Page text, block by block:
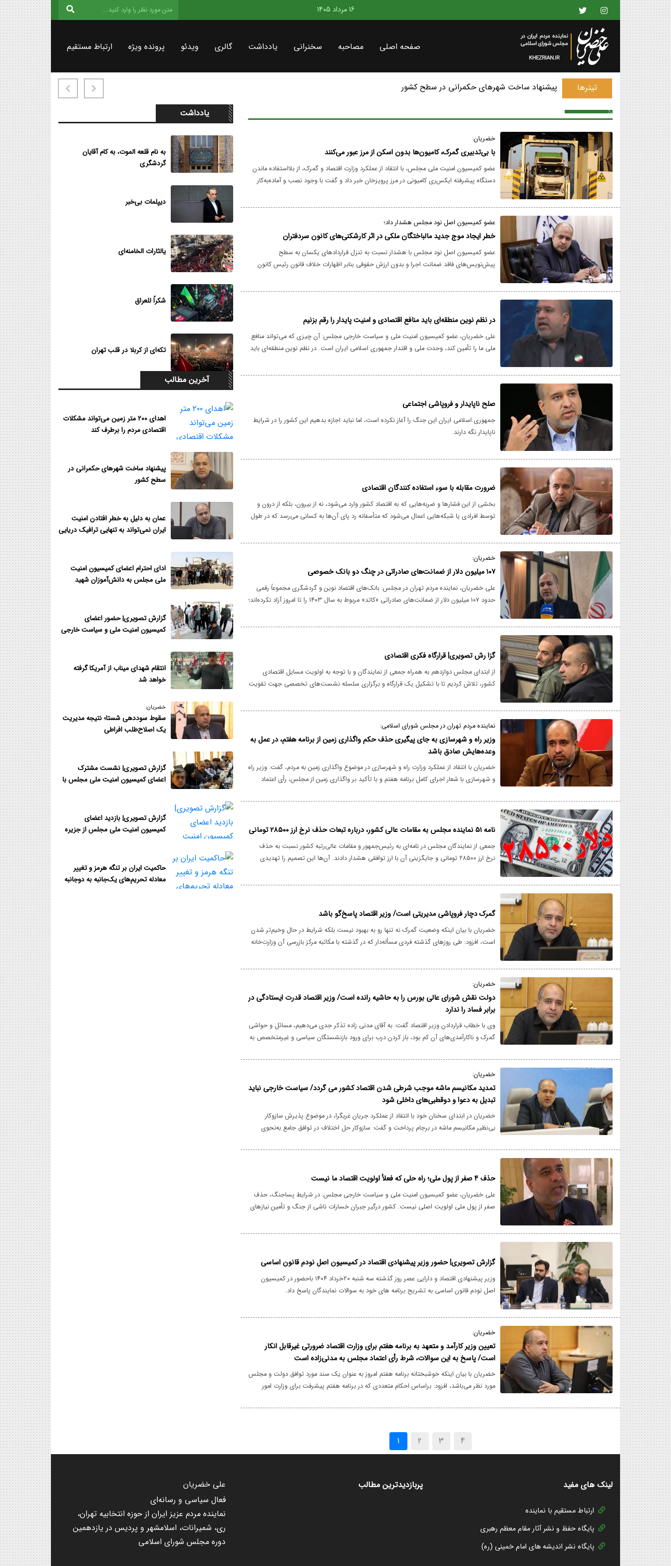
16 مرداد 1405
صفحه اصلی مصاحبه سخنرانی یادداشت گالری ویدئو پرونده ویژه ارتباط مستقیم
تیترها پیشنهاد ساخت شهرهای حکمرانی در سطح کشور
خضریان:
با بی‌تدبیری گمرک، کامیون‌ها بدون اسکن از مرز عبور می‌کنند
عضو کمیسیون امنیت ملی مجلس، با انتقاد از عملکرد وزارت اقتصاد و گمرک، از بلااستفاده ماندن
دستگاه پیشرفته ایکس‌ری کامیونی در مرز پرویزخان خبر داد و گفت با وجود نصب و آماده‌به‌کار
کنترل‌های امنیتی و مقابله با قاچاق را با چالش جدی مواجه کرده است.
عضو کمیسیون اصل نود مجلس هشدار داد؛
خطر ایجاد موج جدید مالباختگان ملکی در اثر کارشکنی‌های کانون سردفتران
عضو کمیسیون اصل نود مجلس با هشدار نسبت به تنزل قراردادهای یکسان به سطح
پیش‌نویس‌های فاقد ضمانت اجرا و بدون ارزش حقوقی بنابر اظهارات خلاف قانون رئیس کانون
کرد و مستقیماً امنیت اقتصادی مردم را تهدید می‌کند به‌گونه‌ای که خریداران املاک در معرض خطر
در نظم نوین منطقه‌ای باید منافع اقتصادی و امنیت پایدار را رقم بزنیم
علی خضریان، عضو کمیسیون امنیت ملی و سیاست خارجی مجلس: آن چیزی که می‌تواند منافع
ملی ما را تأمین کند، وحدت ملی و اقتدار جمهوری اسلامی ایران است. در نظم نوین منطقه‌ای باید
نظم نوین منطقه‌ای باید محل اتکای ما در مذاکرات باشد، جمهوری اسلامی ایران توانسته است با
صلح ناپایدار و فروپاشی اجتماعی
جمهوری اسلامی ایران این جنگ را آغاز نکرده است، اما نباید اجازه بدهیم این کشور را در شرایط
ناپایدار نگه دارند.
ضرورت مقابله با سوء استفاده کنندگان اقتصادی
بخشی از این فشارها و ضربه‌هایی که به اقتصاد کشور وارد می‌شود، نه از بیرون، بلکه از درون و
توسط افرادی یا شبکه‌هایی اعمال می‌شود که متأسفانه رد پای آن‌ها به کسانی می‌رسد که در طول
کشتیرانی شده‌اند؛ همان افرادی که همواره محل انتقاد و مطالبه‌گری بوده‌اند.
خضریان:
۱۰۷ میلیون دلار از ضمانت‌های صادراتی در چنگ دو بانک خصوصی
علی خضریان، نماینده مردم تهران در مجلس: بانک‌های اقتصاد نوین و گردشگری مجموعاً رقمی
حدود ۱۰۷ میلیون دلار از ضمانت‌های صادراتی «کاتد» مربوط به سال ۱۴۰۳ را تا امروز آزاد نکرده‌اند؛
افزایش یافته است.
گزا رش تصویری| قرارگاه فکری اقتصادی
از ابتدای مجلس دوازدهم به همراه جمعی از نمایندگان و با توجه به اولویت مسایل اقتصادی
کشور، تلاش کردیم تا با تشکیل یک قرارگاه و برگزاری سلسله نشست‌های تخصصی جهت تقویت
به بحث و گفتگو پرداختیم. موضوعاتی چون نحوه کنترل تورم، حفظ ارزش پول ملی و افزایش
نماینده مردم تهران در مجلس شورای اسلامی:
وزیر راه و شهرسازی به جای پیگیری حذف حکم واگذاری زمین از برنامه هفتم، در عمل به
وعده‌هایش صادق باشد
خضریان با انتقاد از عملکرد وزارت راه و شهرسازی در موضوع واگذاری زمین به مردم، گفت: وزیر راه
و شهرسازی با شعار اجرای کامل برنامه هفتم و با تأکید بر واگذاری زمین از مجلس، رأی اعتماد
ندارد، بلکه دنبال حذف حکم تکلیف واگذاری زمین به مردم در ماده ۵۰ برنامه هفتم است.
نامه ۵۱ نماینده مجلس به مقامات عالی کشور، درباره تبعات حذف نرخ ارز ۲۸۵۰۰ تومانی
جمعی از نمایندگان مجلس در نامه‌ای به رئیس‌جمهور و مقامات عالی‌رتبه کشور نسبت به حذف
نرخ ارز ۲۸۵۰۰ تومانی و جایگزینی آن با ارز توافقی هشدار دادند. آن‌ها این تصمیم را تهدیدی
گمرک دچار فروپاشی مدیریتی است/ وزیر اقتصاد پاسخ‌گو باشد
خضریان با بیان اینکه وضعیت گمرک نه تنها رو به بهبود نیست بلکه شرایط در حال وخیم‌تر شدن
است، افزود: طی روزهای گذشته فردی مسأله‌دار که در گذشته با مکاتبه مرکز بازرسی آن وزارت‌خانه
هیأت تخلفات گمرک منصوب نموده‌اند. حال آنکه اسنادی در اختیار است که نشان از سوء جریان
خضریان:
دولت نقش شورای عالی بورس را به حاشیه رانده است/ وزیر اقتصاد قدرت ایستادگی در
برابر فساد را ندارد
وی با خطاب قراردادن وزیر اقتصاد گفت: به آقای مدنی زاده تذکر جدی می‌دهیم، مسائل و حواشی
گمرک و ناکارآمدی‌های آن کم بود، باز کردن درب برای ورود بازنشستگان سیاسی و غیرمتخصص به
اینکه آقای مدنی‌زاده حوصله و قدرت ایستادگی در برابر فساد و فشارهای سیاسی برای انتصابات را
ندارد.
خضریان:
تمدید مکانیسم ماشه موجب شرطی شدن اقتصاد کشور می گردد/ سیاست خارجی نباید
تبدیل به دعوا و دوقطبی‌های داخلی شود
خضریان در ابتدای سخنان خود با انتقاد از عملکرد جریان غربگرا، در موضوع پذیرش سازوکار
بی‌نظیر مکانیسم ماشه در برجام پرداخت و گفت: سازوکار حل اختلاف در توافق جامع به‌نحوی
داشته باشد، به طرز شگفت‌آوری فرجام شکایت او در نهایت منجر به تنبیه شدن ایران و بازگشت
حذف ۴ صفر از پول ملی؛ راه حلی که فعلأ اولویت اقتصاد ما نیست
علی خضریان، عضو کمیسیون امنیت ملی و سیاست خارجی مجلس: در شرایط پساجنگ، حذف
صفر از پول ملی اولویت اصلی نیست. کشور درگیر جبران خسارات ناشی از جنگ و تأمین نیازهای
شود چون اقتصاد هنوز ثبات ندارد. باید تمرکز همه ما روی حفظ ارزش پول و رفع نیازهای فوری
گزارش تصویری| حضور وزیر پیشنهادی اقتصاد در کمیسیون اصل نودم قانون اساسی
وزیر پیشنهادی اقتصاد و دارایی عصر روز گذشته سه شنبه ۲۰خرداد ۱۴۰۴ باحضور در کمیسیون
اصل نودم قانون اساسی به تشریح برنامه های خود به سوالات نمایندگان پاسخ داد.
خضریان:
تعیین وزیر کارآمد و متعهد به برنامه هفتم برای وزارت اقتصاد ضرورتی غیرقابل انکار
است/ پاسخ به این سوالات، شرط رأی اعتماد مجلس به مدنی‌زاده است
خضریان با بیان اینکه خوشبختانه برنامه هفتم امروز به عنوان یک سند مورد توافق دولت و مجلس
مورد نظر می‌باشد، افزود: براساس احکام متعددی که در برنامه هفتم پیشرفت برای وزارت امور
ضرورت‌های غیرقابل انکار می‌باشد.
1(current)
2 3 4
یادداشت
به نام قلعه الموت، به کام آقایان
گردشگری
دیپلمات بی‌خبر
یالثارات الخامنه‌ای
شکراً للعراق
تکه‌ای از کربلا در قلب تهران
آخرین مطالب
اهدای ۲۰۰ متر زمین می‌تواند مشکلات
اقتصادی مردم را برطرف کند
پیشنهاد ساخت شهرهای حکمرانی در
سطح کشور
عمان به دلیل به خطر افتادن امنیت
ایران نمی‌تواند به تنهایی ترافیک دریایی
ادای احترام اعضای کمیسیون امنیت
ملی مجلس به دانش‌آموزان شهید
گزارش تصویری| حضور اعضای
کمیسیون امنیت ملی و سیاست خارجی
انتقام شهدای میناب از آمریکا گرفته
خواهد شد
خضریان:
سقوط سوددهی شستا؛ نتیجه مدیر‌یت
یک اصلاح‌طلب افراطی
گزارش تصویری| نشست مشترک
اعضای کمیسیون امنیت ملی مجلس با
گزارش تصویری| بازدید اعضای
کمیسیون امنیت ملی مجلس از جزیره
حاکمیت ایران بر تنگه هرمز و تغییر
معادله تحریم‌های یک‌جانبه به دوجانبه
لینک های مفید
ارتباط مستقیم با نماینده
پایگاه حفظ و نشر آثار مقام معظم رهبری
پایگاه نشر اندیشه های امام خمینی (ره)
پربازدیدترین مطالب
علی خضریان
فعال سیاسی و رسانه‌ای
نماینده مردم عزیز ایران از حوزه انتخابیه تهران،
ری، شمیرانات، اسلامشهر و پردیس در یازدهمین
دوره مجلس شورای اسلامی